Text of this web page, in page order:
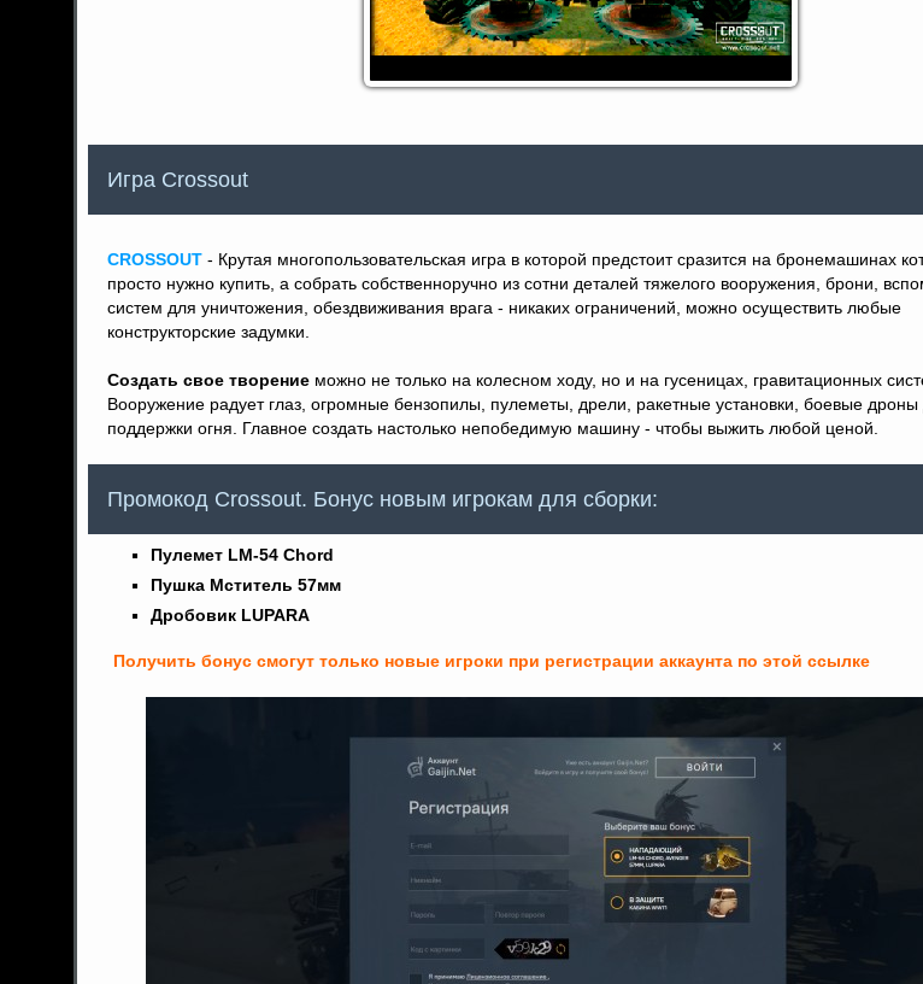
Игра Сrossout
CROSSOUT - Крутая многопользовательская игра в которой предстоит сразится на бронемашинах
просто нужно купить, а собрать собственноручно из сотни деталей тяжелого вооружения, брони,
систем для уничтожения, обездвиживания врага - никаких ограничений, можно осуществить любые
конструкторские задумки.
Создать свое творение можно не только на колесном ходу, но и на гусеницах, гравитационных
Вооружение радует глаз, огромные бензопилы, пулеметы, дрели, ракетные установки, боевые дроны
поддержки огня. Главное создать настолько непобедимую машину - чтобы выжить любой ценой.
Промокод Сrossout. Бонус новым игрокам для сборки:
Пулемет LM-54 Chord
Пушка Мститель 57мм
Дробовик LUPARA
Получить бонус смогут только новые игроки при регистрации аккаунта по этой ссылке